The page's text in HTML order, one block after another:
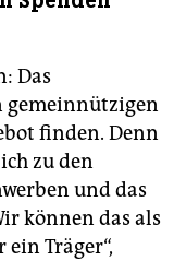
Das
gemeinnützigen
finden. Denn
zu den
und das
können das als
Träger“,